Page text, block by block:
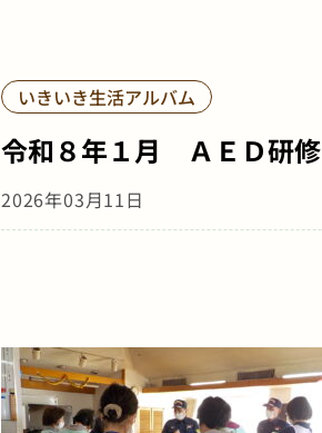
いきいき生活アルバム
令和８年１月 ＡＥＤ研修
2026年03月11日